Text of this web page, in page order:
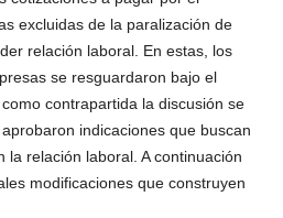
excluidas de la paralización de
relación laboral. En estas, los
se resguardaron bajo el
contrapartida la discusión se
indicaciones que buscan
la relación laboral. A continuación
modificaciones que construyen